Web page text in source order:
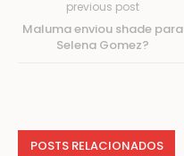
previous post
Maluma enviou shade para
Selena Gomez?
POSTS RELACIONADOS